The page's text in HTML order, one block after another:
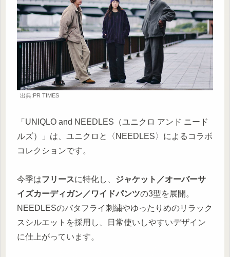
出典:PR TIMES
「UNIQLO and NEEDLES（ユニクロ アンド ニード
ルズ）」は、ユニクロと〈NEEDLES〉によるコラボ
コレクションです。
今季はフリースに特化し、 ジャケット／オーバーサ
イズカーディガン／ワイドパンツの3型を展開。
NEEDLESのバタフライ刺繍やゆったりめのリラック
スシルエットを採用し、日常使いしやすいデザイン
に仕上がっています。